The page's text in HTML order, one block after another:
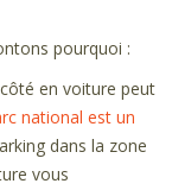
pourquoi :
en voiture peut
national est un
dans la zone
vous